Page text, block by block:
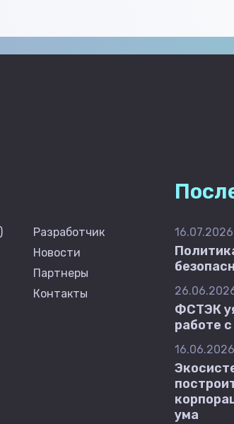
Разработчик
Новости
Партнеры
Контакты
16.07.2026
ФСТЭК
работе
16.06.2026
ума